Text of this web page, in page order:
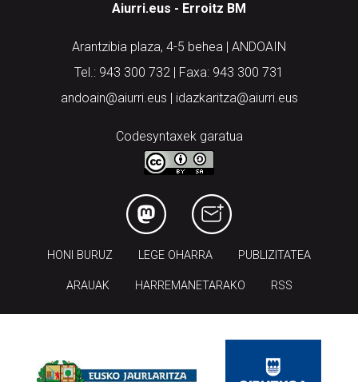
Aiurri.eus - Erroitz BM
Arantzibia plaza, 4-5 behea | ANDOAIN
Tel.: 943 300 732 | Faxa: 943 300 731
andoain@aiurri.eus | idazkaritza@aiurri.eus
Codesyntaxek garatua
HONI BURUZ LEGE OHARRA PUBLIZITATEA
ARAUAK HARREMANETARAKO RSS